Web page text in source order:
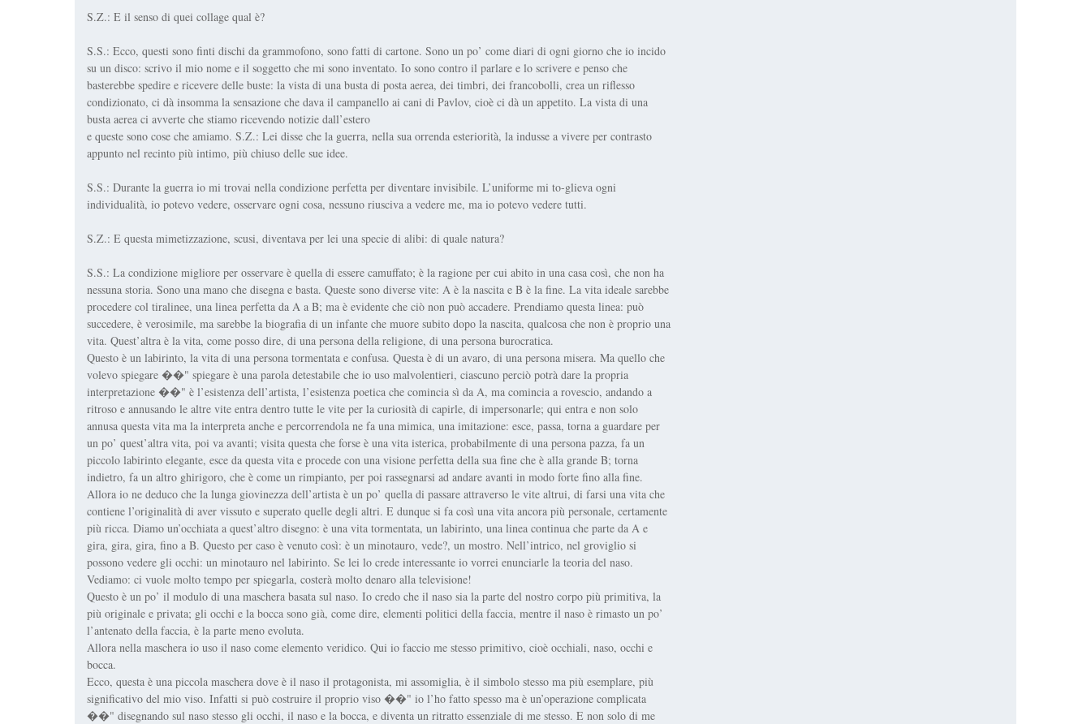
S.Z.: E il senso di quei collage qual è?
S.S.: Ecco, questi sono finti dischi da grammofono, sono fatti di cartone. Sono un po’ come diari di ogni giorno che io incido
su un disco: scrivo il mio nome e il soggetto che mi sono inventato. Io sono contro il parlare e lo scrivere e penso che
basterebbe spedire e ricevere delle buste: la vista di una busta di posta aerea, dei timbri, dei francobolli, crea un riflesso
condizionato, ci dà insomma la sensazione che dava il campanello ai cani di Pavlov, cioè ci dà un appetito. La vista di una
busta aerea ci avverte che stiamo ricevendo notizie dall’estero
e queste sono cose che amiamo. S.Z.: Lei disse che la guerra, nella sua orrenda esteriorità, la indusse a vivere per contrasto
appunto nel recinto più intimo, più chiuso delle sue idee.
S.S.: Durante la guerra io mi trovai nella condizione perfetta per diventare invisibile. L’uniforme mi to-glieva ogni
individualità, io potevo vedere, osservare ogni cosa, nessuno riusciva a vedere me, ma io potevo vedere tutti.
S.Z.: E questa mimetizzazione, scusi, diventava per lei una specie di alibi: di quale natura?
S.S.: La condizione migliore per osservare è quella di essere camuffato; è la ragione per cui abito in una casa così, che non ha
nessuna storia. Sono una mano che disegna e basta. Queste sono diverse vite: A è la nascita e B è la fine. La vita ideale sarebbe
procedere col tiralinee, una linea perfetta da A a B; ma è evidente che ciò non può accadere. Prendiamo questa linea: può
succedere, è verosimile, ma sarebbe la biografia di un infante che muore subito dopo la nascita, qualcosa che non è proprio una
vita. Quest’altra è la vita, come posso dire, di una persona della religione, di una persona burocratica.
Questo è un labirinto, la vita di una persona tormentata e confusa. Questa è di un avaro, di una persona misera. Ma quello che
volevo spiegare ��" spiegare è una parola detestabile che io uso malvolentieri, ciascuno perciò potrà dare la propria
interpretazione ��" è l’esistenza dell’artista, l’esistenza poetica che comincia sì da A, ma comincia a rovescio, andando a
ritroso e annusando le altre vite entra dentro tutte le vite per la curiosità di capirle, di impersonarle; qui entra e non solo
annusa questa vita ma la interpreta anche e percorrendola ne fa una mimica, una imitazione: esce, passa, torna a guardare per
un po’ quest’altra vita, poi va avanti; visita questa che forse è una vita isterica, probabilmente di una persona pazza, fa un
piccolo labirinto elegante, esce da questa vita e procede con una visione perfetta della sua fine che è alla grande B; torna
indietro, fa un altro ghirigoro, che è come un rimpianto, per poi rassegnarsi ad andare avanti in modo forte fino alla fine.
Allora io ne deduco che la lunga giovinezza dell’artista è un po’ quella di passare attraverso le vite altrui, di farsi una vita che
contiene l’originalità di aver vissuto e superato quelle degli altri. E dunque si fa così una vita ancora più personale, certamente
più ricca. Diamo un’occhiata a quest’altro disegno: è una vita tormentata, un labirinto, una linea continua che parte da A e
gira, gira, gira, fino a B. Questo per caso è venuto così: è un minotauro, vede?, un mostro. Nell’intrico, nel groviglio si
possono vedere gli occhi: un minotauro nel labirinto. Se lei lo crede interessante io vorrei enunciarle la teoria del naso.
Vediamo: ci vuole molto tempo per spiegarla, costerà molto denaro alla televisione!
Questo è un po’ il modulo di una maschera basata sul naso. Io credo che il naso sia la parte del nostro corpo più primitiva, la
più originale e privata; gli occhi e la bocca sono già, come dire, elementi politici della faccia, mentre il naso è rimasto un po’
l’antenato della faccia, è la parte meno evoluta.
Allora nella maschera io uso il naso come elemento veridico. Qui io faccio me stesso primitivo, cioè occhiali, naso, occhi e
bocca.
Ecco, questa è una piccola maschera dove è il naso il protagonista, mi assomiglia, è il simbolo stesso ma più esemplare, più
significativo del mio viso. Infatti si può costruire il proprio viso ��" io l’ho fatto spesso ma è un’operazione complicata
��" disegnando sul naso stesso gli occhi, il naso e la bocca, e diventa un ritratto essenziale di me stesso. E non solo di me